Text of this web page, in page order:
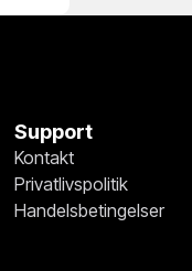
Support
Kontakt
Privatlivspolitik
Handelsbetingelser